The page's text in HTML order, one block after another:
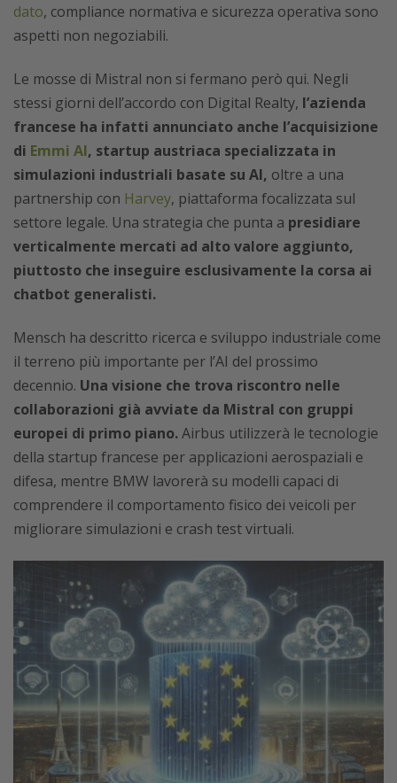
dato, compliance normativa e sicurezza operativa sono
aspetti non negoziabili.
Le mosse di Mistral non si fermano però qui. Negli
stessi giorni dell’accordo con Digital Realty, l’azienda
francese ha infatti annunciato anche l’acquisizione
di Emmi AI, startup austriaca specializzata in
simulazioni industriali basate su AI, oltre a una
partnership con Harvey, piattaforma focalizzata sul
settore legale. Una strategia che punta a presidiare
verticalmente mercati ad alto valore aggiunto,
piuttosto che inseguire esclusivamente la corsa ai
chatbot generalisti.
Mensch ha descritto ricerca e sviluppo industriale come
il terreno più importante per l’AI del prossimo
decennio. Una visione che trova riscontro nelle
collaborazioni già avviate da Mistral con gruppi
europei di primo piano.Airbus utilizzerà le tecnologie
della startup francese per applicazioni aerospaziali e
difesa, mentre BMW lavorerà su modelli capaci di
comprendere il comportamento fisico dei veicoli per
migliorare simulazioni e crash test virtuali.